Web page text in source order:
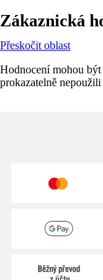
Zákaznická
Přeskočit oblast
Hodnocení mohou
prokazatelně